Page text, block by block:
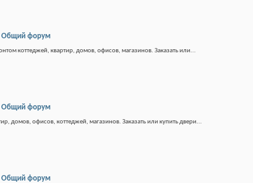
Общий форум
коттеджей, квартир, домов, офисов, магазинов. Заказать или...
Общий форум
домов, офисов, коттеджей, магазинов. Заказать или купить двери...
Общий форум